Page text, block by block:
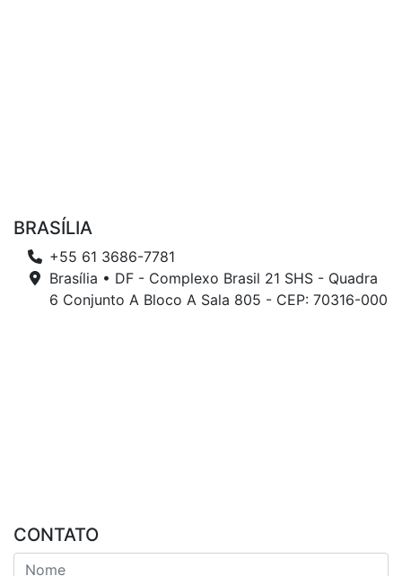
BRASÍLIA
+55 61 3686-7781
Brasília • DF - Complexo Brasil 21 SHS - Quadra
6 Conjunto A Bloco A Sala 805 - CEP: 70316-000
CONTATO